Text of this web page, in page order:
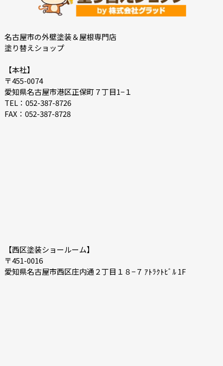
名古屋市の外壁塗装＆屋根専門店
塗り替えショップ
【本社】
〒455-0074
愛知県名古屋市港区正保町７丁目1−１
TEL：052-387-8726
FAX：052-387-8728
【西区塗装ショールーム】
〒451-0016
愛知県名古屋市西区庄内通２丁目１８−７ ｱﾄﾗｸﾄﾋﾞﾙ 1F